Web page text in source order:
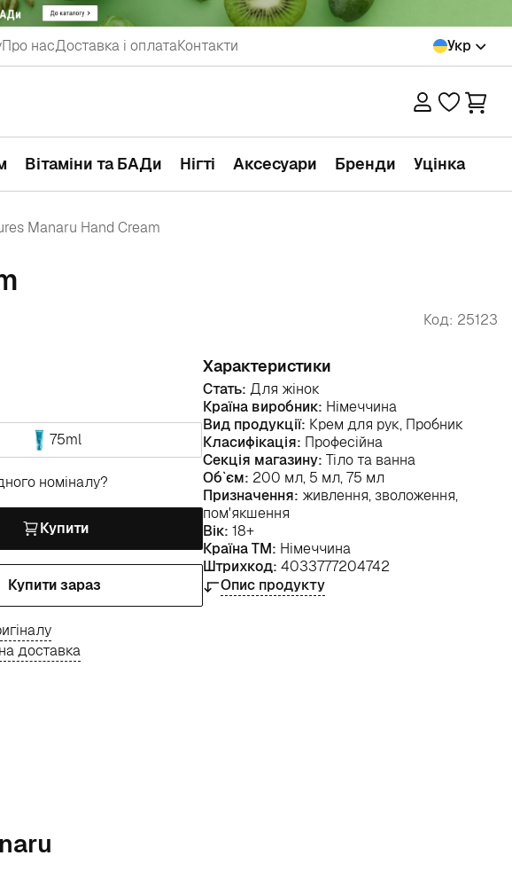
Про насДоставка і оплатаКонтакти Укр
Вітаміни та БАДи Нігті Аксесуари Бренди Уцінка
Manaru Hand Cream
Код: 25123
75ml
номіналу?
Купити
Купити зараз
доставка
Характеристики
Стать: Для жінок
Країна виробник: Німеччина
Вид продукції: Крем для рук, Пробник
Класифікація: Професійна
Секція магазину: Тіло та ванна
Об`єм: 200 мл, 5 мл, 75 мл
Призначення: живлення, зволоження,
пом'якшення
Вік: 18+
Країна ТМ: Німеччина
Штрихкод: 4033777204742
Опис продукту